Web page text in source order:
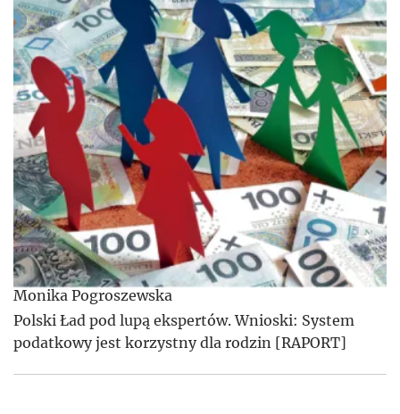
Monika Pogroszewska
Polski Ład pod lupą ekspertów. Wnioski: System
podatkowy jest korzystny dla rodzin [RAPORT]